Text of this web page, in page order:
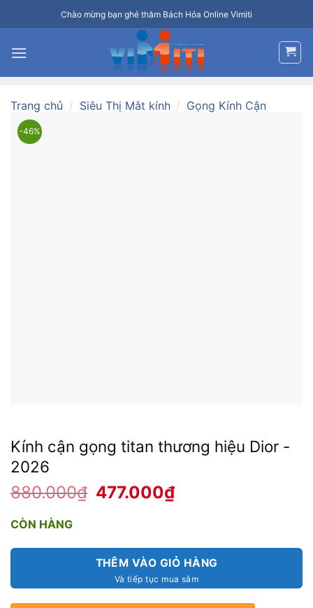
qua
dung
Chào mừng bạn ghé thăm Bách Hóa Online Vimiti
Trang chủ / Siêu Thị Mắt kính / Gọng Kính Cận
-46%
Kính cận gọng titan thương hiệu Dior -
2026
880.000₫
Giá
gốc
477.000₫Giá
CÒN HÀNG
THÊM VÀO GIỎ HÀNG